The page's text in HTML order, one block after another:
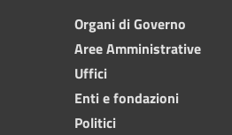
Organi di Governo
Aree Amministrative
Uffici
Enti e fondazioni
Politici